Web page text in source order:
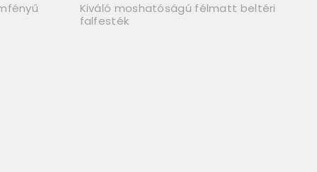
Kiváló moshatóságú félmatt beltéri
falfesték